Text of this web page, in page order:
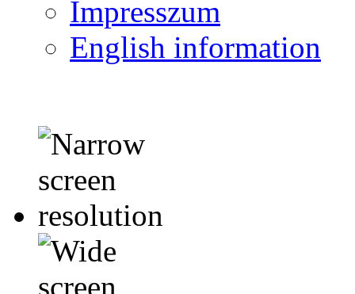
Impresszum
English information